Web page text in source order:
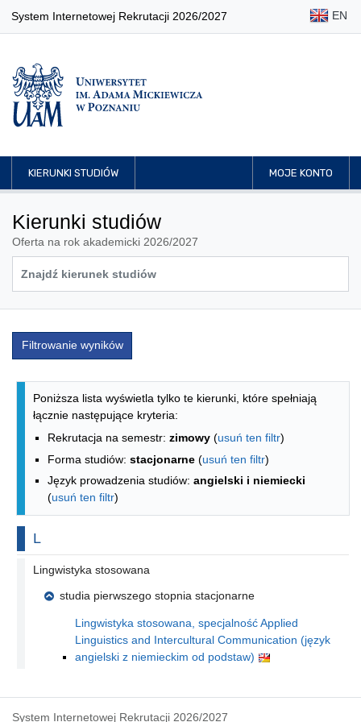
System Internetowej Rekrutacji 2026/2027 EN
KIERUNKI STUDIÓW MOJE KONTO
Kierunki studiów
Oferta na rok akademicki 2026/2027
Filtrowanie wyników
Lista kierunków - indeks alfabetyczny
Poniższa lista wyświetla tylko te kierunki, które spełniają
łącznie następujące kryteria:
Rekrutacja na semestr: zimowy (usuń ten filtr)
Forma studiów: stacjonarne (usuń ten filtr)
Język prowadzenia studiów: angielski i niemiecki
(usuń ten filtr)
Na literę
L
Lingwistyka stosowana
studia pierwszego stopnia stacjonarne
Lingwistyka stosowana, specjalność Applied
Linguistics and Intercultural Communication (język
angielski z niemieckim od podstaw)
System Internetowej Rekrutacji 2026/2027